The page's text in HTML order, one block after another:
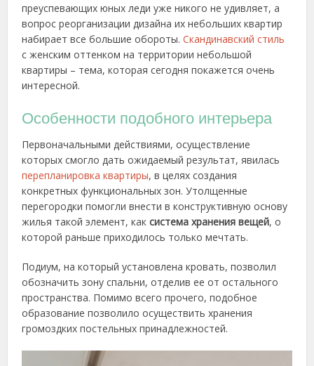
преуспевающих юных леди уже никого не удивляет, а
вопрос реорганизации дизайна их небольших квартир
набирает все большие обороты.Скандинавский стиль
с женским оттенком на территории небольшой
квартиры – тема, которая сегодня покажется очень
интересной.
Особенности подобного интерьера
Первоначальными действиями, осуществление
которых смогло дать ожидаемый результат, явилась
перепланировка квартиры, в целях создания
конкретных функциональных зон. Утолщенные
перегородки помогли внести в конструктивную основу
жилья такой элемент, каксистема хранения вещей, о
которой раньше приходилось только мечтать.
Подиум, на который установлена кровать, позволил
обозначить зону спальни, отделив ее от остального
пространства. Помимо всего прочего, подобное
образование позволило осуществить хранения
громоздких постельных принадлежностей.